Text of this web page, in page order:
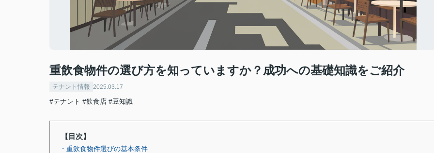
重飲食物件の選び方を知っていますか？成功への基礎知識をご紹介
テナント情報 2025.03.17
#テナント #飲食店 #豆知識
【目次】
・重飲食物件選びの基本条件